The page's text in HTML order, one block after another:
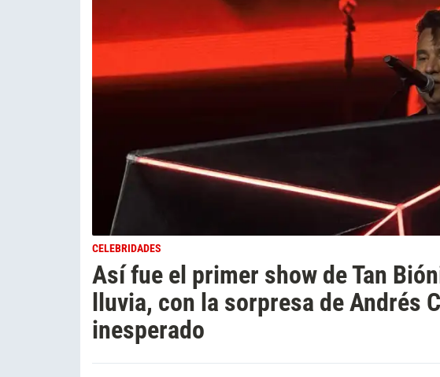
CELEBRIDADES
Así fue el primer show de Tan
lluvia, con la sorpresa de Andrés
inesperado